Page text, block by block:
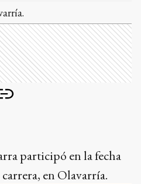
participó en la fecha
en Olavarría.